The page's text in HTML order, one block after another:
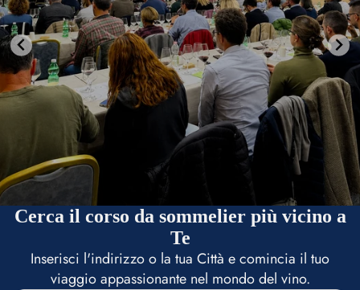
Cerca il corso da sommelier più vicino a
Te
Inserisci l'indirizzo o la tua Città e comincia il tuo
viaggio appassionante nel mondo del vino.